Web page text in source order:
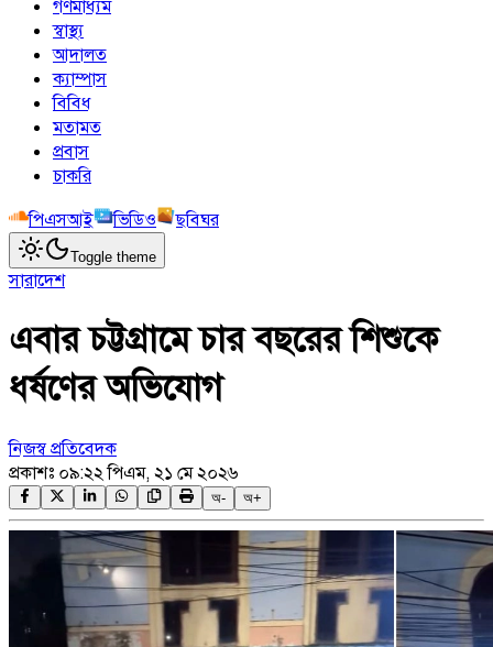
গণমাধ্যম
স্বাস্থ্য
আদালত
ক্যাম্পাস
বিবিধ
মতামত
প্রবাস
চাকরি
পিএসআই
ভিডিও ছবিঘর
Toggle theme
সারাদেশ
এবার চট্টগ্রামে চার বছরের শিশুকে
ধর্ষণের অভিযোগ
নিজস্ব প্রতিবেদক
প্রকাশঃ ০৯:২২ পিএম, ২১ মে ২০২৬
অ- অ+